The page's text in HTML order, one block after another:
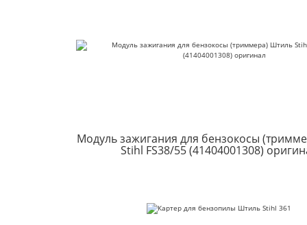
Модуль зажигания для бензокосы
Stihl FS38/55 (41404001308)